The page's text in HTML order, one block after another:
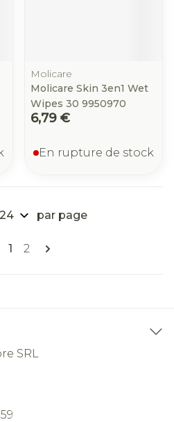
Molicare
Molicare Skin 3en1 Wet
Wipes 30 9950970
6,79 €
En rupture de stock
Pages
Vous lisez actuellement la
1 Page
2
par page
SRL